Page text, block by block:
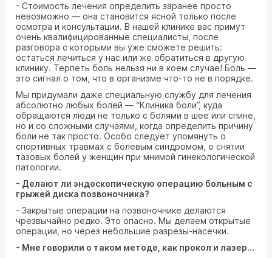
- Стоимость лечения определить заранее просто
невозможно — она становится ясной только после
осмотра и консультации. В нашей клинике вас примут
очень квалифицированные специалисты, после
разговора с которыми вы уже сможете решить:
остаться лечиться у нас или же обратиться в другую
клинику. Терпеть боль нельзя ни в коем случае! Боль —
это сигнал о том, что в организме что-то не в порядке.
Мы придумали даже специальную службу для лечения
абсолютно любых болей — “Клиника боли”, куда
обращаются люди не только с болями в шее или спине,
но и со сложными случаями, когда определить причину
боли не так просто. Особо следует упомянуть о
спортивных травмах с болевым синдромом, о снятии
тазовых болей у женщин при мнимой гинекологической
патологии.
- Делают ли эндоскопическую операцию больным с
грыжей диска позвоночника?
- Закрытые операции на позвоночнике делаются
чрезвычайно редко. Это опасно. Мы делаем открытые
операции, но через небольшие разрезы-насечки.
- Мне говорили о таком методе, как прокол и лазер...